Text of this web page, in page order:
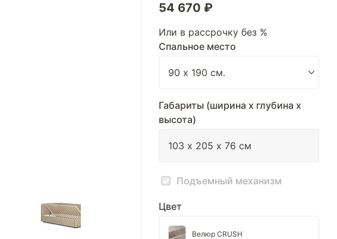
54 670 ₽
Или в рассрочку без %
Спальное место
Габариты (ширина х глубина х
высота)
Подъемный механизм
Цвет
Велюр CRUSH